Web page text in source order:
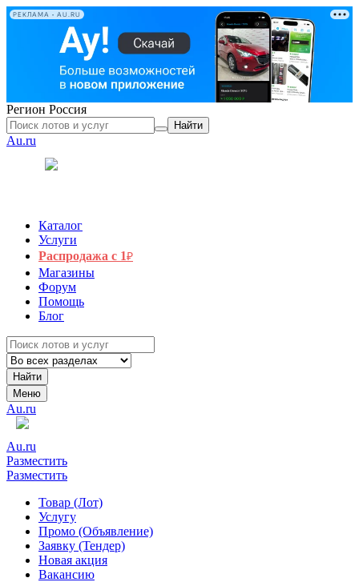
РЕКЛАМА • AU.RU
Регион Россия
Найти
Au.ru
Каталог
Услуги
Распродажа с 1₽
Магазины
Форум
Помощь
Блог
Найти
Меню
Au.ru
Au.ru
Разместить
Разместить
Товар (Лот)
Услугу
Промо (Объявление)
Заявку (Тендер)
Новая акция
Вакансию